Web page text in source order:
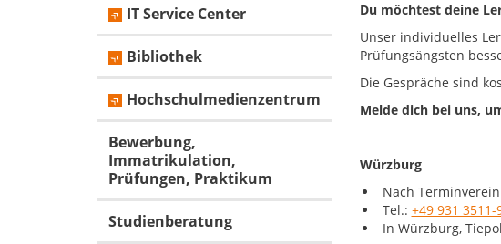
Du möchtest deine
Unser individuelles
Prüfungsängsten
Die Gespräche sind
Melde dich bei uns,
Würzburg
Nach
Tel.: +49 931 3511-
In Würzburg,
IT Service Center
Bibliothek
Hochschulmedienzentrum
Bewerbung,
Immatrikulation,
Prüfungen, Praktikum
Studienberatung